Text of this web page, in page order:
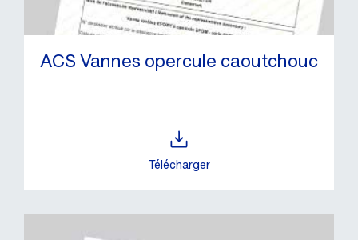
ACS Vannes opercule caoutchouc
Télécharger